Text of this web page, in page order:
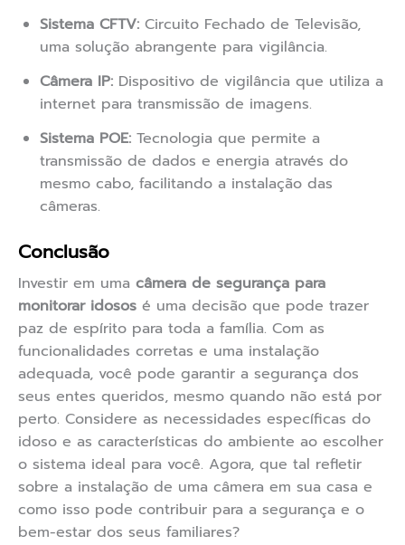
Sistema CFTV: Circuito Fechado de Televisão,
uma solução abrangente para vigilância.
Câmera IP: Dispositivo de vigilância que utiliza a
internet para transmissão de imagens.
Sistema POE: Tecnologia que permite a
transmissão de dados e energia através do
mesmo cabo, facilitando a instalação das
câmeras.
Conclusão
Investir em uma câmera de segurança para
monitorar idosos é uma decisão que pode trazer
paz de espírito para toda a família. Com as
funcionalidades corretas e uma instalação
adequada, você pode garantir a segurança dos
seus entes queridos, mesmo quando não está por
perto. Considere as necessidades específicas do
idoso e as características do ambiente ao escolher
o sistema ideal para você. Agora, que tal refletir
sobre a instalação de uma câmera em sua casa e
como isso pode contribuir para a segurança e o
bem-estar dos seus familiares?